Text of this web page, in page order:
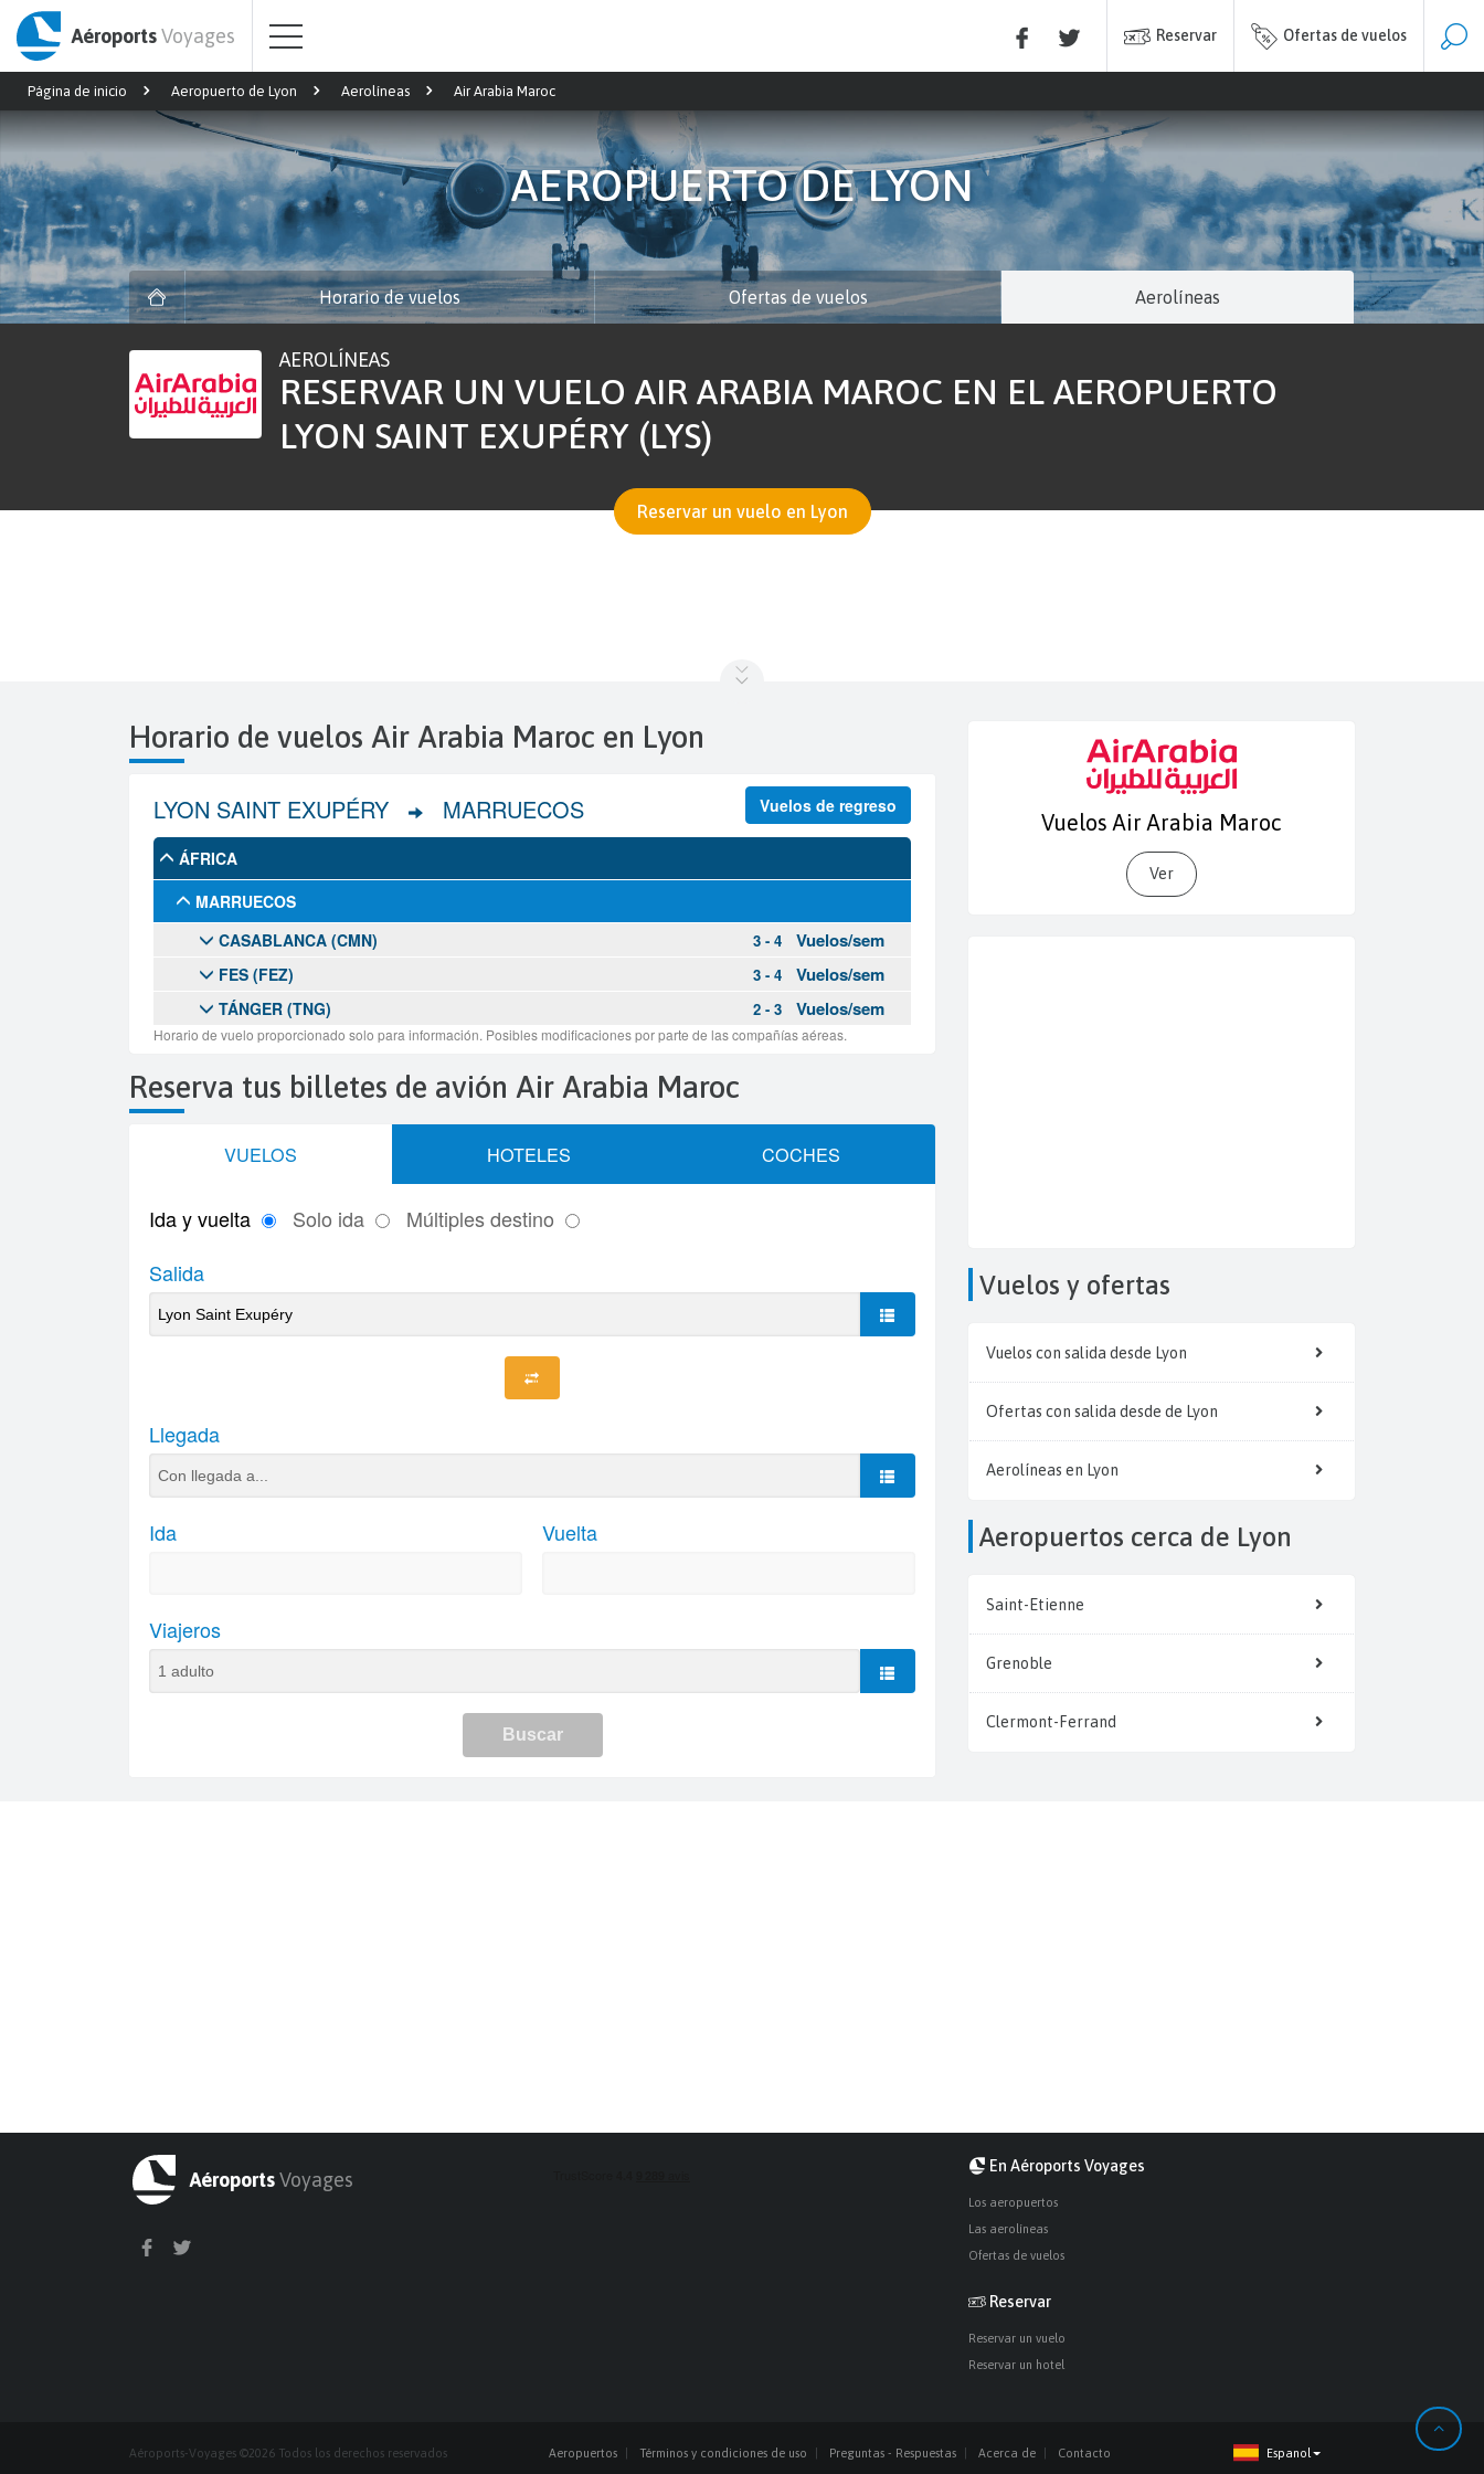
AéroportsVoyages Reservar Ofertas de vuelos
Página de inicio Aeropuerto de Lyon Aerolíneas Air Arabia Maroc
AEROPUERTO DE LYON
Horario de vuelos Ofertas de vuelos Aerolíneas
AEROLÍNEAS
RESERVAR UN VUELO AIR ARABIA MAROC EN EL AEROPUERTO
LYON SAINT EXUPÉRY (LYS)
Reservar un vuelo en Lyon
Horario de vuelos Air Arabia Maroc en Lyon
Reserva tus billetes de avión Air Arabia Maroc
Vuelos Air Arabia Maroc
Ver
Vuelos y ofertas
Vuelos con salida desde Lyon
Ofertas con salida desde de Lyon
Aerolíneas en Lyon
Aeropuertos cerca de Lyon
Saint-Etienne
Grenoble
Clermont-Ferrand
AéroportsVoyages
En Aéroports Voyages
Los aeropuertos
Las aerolíneas
Ofertas de vuelos
Reservar
Reservar un vuelo
Reservar un hotel
Aéroports-Voyages ©2026 Todos los derechos reservados Aeropuertos Términos y condiciones de uso Preguntas - Respuestas Acerca de Contacto Espanol